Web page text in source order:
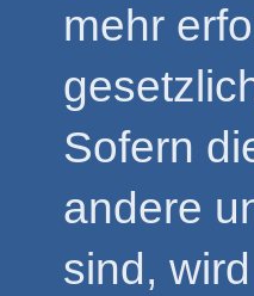
mehr
Sofern
andere
sind,